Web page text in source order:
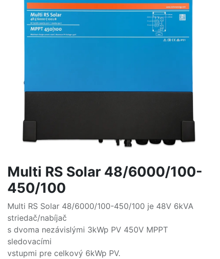
Multi RS Solar 48/6000/100-
450/100
Multi RS Solar 48/6000/100-450/100 je 48V 6kVA
striedač/nabíjač
s dvoma nezávislými 3kWp PV 450V MPPT
sledovacími
vstupmi pre celkový 6kWp PV.